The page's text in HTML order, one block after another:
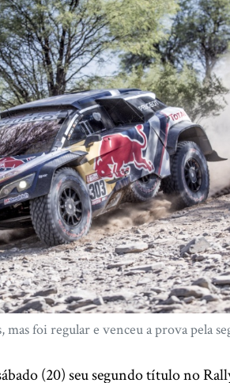
mas foi regular e venceu a prova pela
(20) seu segundo título no